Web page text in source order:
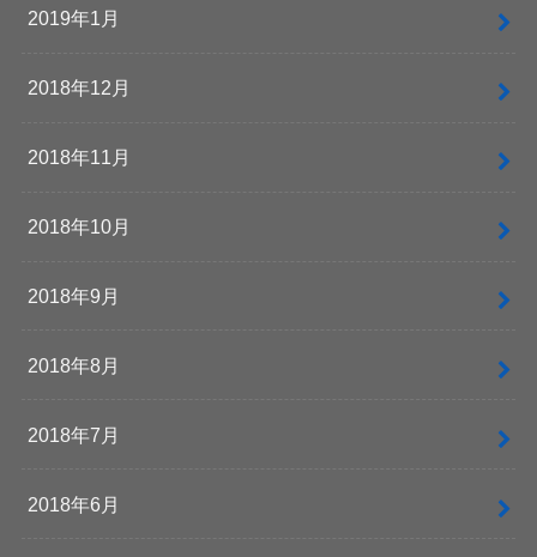
2019年1月
2018年12月
2018年11月
2018年10月
2018年9月
2018年8月
2018年7月
2018年6月